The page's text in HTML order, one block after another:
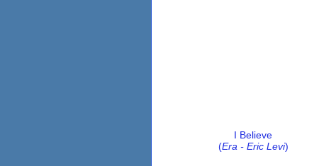
I Believe
(Era - Eric Levi)